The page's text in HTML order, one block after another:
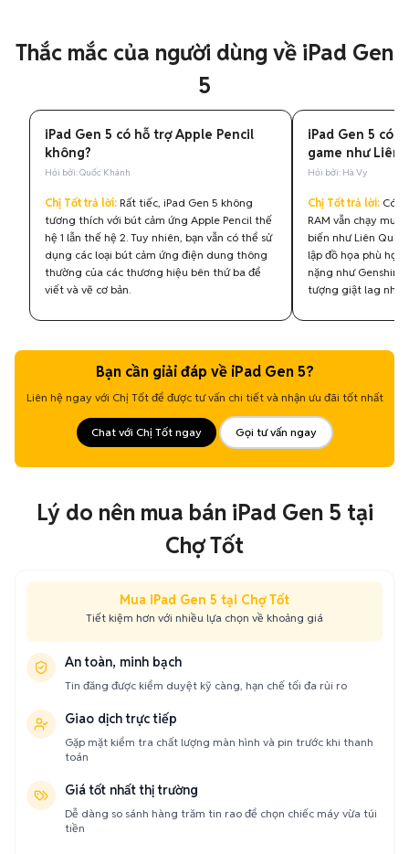
Thắc mắc của người dùng về iPad Gen
5
iPad Gen 5 có hỗ trợ Apple Pencil
không?
Hỏi bởi: Quốc Khánh
Chị Tốt trả lời: Rất tiếc, iPad Gen 5 không
tương thích với bút cảm ứng Apple Pencil thế
hệ 1 lẫn thế hệ 2. Tuy nhiên, bạn vẫn có thể sử
dụng các loại bút cảm ứng điện dung thông
thường của các thương hiệu bên thứ ba để
viết và vẽ cơ bản.
iPad Gen 5 có
game như Liên
Hỏi bởi: Hà Vy
Chị Tốt trả lời: Có,
RAM vẫn chạy
biến như Liên
lập đồ họa phù
nặng như Genshin
tượng giật lag nhẹ.
Bạn cần giải đáp về iPad Gen 5?
Liên hệ ngay với Chị Tốt để được tư vấn chi tiết và nhận ưu đãi tốt nhất
Chat với Chị Tốt ngay Gọi tư vấn ngay
Lý do nên mua bán iPad Gen 5 tại
Chợ Tốt
Mua iPad Gen 5 tại Chợ Tốt
Tiết kiệm hơn với nhiều lựa chọn về khoảng giá
An toàn, minh bạch
Tin đăng được kiểm duyệt kỹ càng, hạn chế tối đa rủi ro
Giao dịch trực tiếp
Gặp mặt kiểm tra chất lượng màn hình và pin trước khi thanh
toán
Giá tốt nhất thị trường
Dễ dàng so sánh hàng trăm tin rao để chọn chiếc máy vừa túi
tiền